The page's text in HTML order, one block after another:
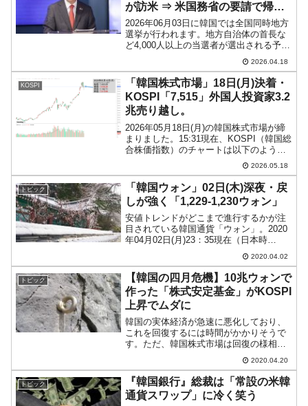
が訪米 ⇒ 米国務省の要請で帰韓
を1日延ばした。何の相談？
2026年06月03日に韓国では全国同時地方
選挙が行われます。地方自治体の首長な
ど4,000人以上の当選者が選出される予定
の一大選挙です。↑アメリカ合衆国ワシン
トンD.C.を訪問した張東赫（チャン・ド
ンヒョク）さんは2026年4月14日、J...
2026.04.18
KOSPI
「韓国株式市場」18日(月)決着・
KOSPI「7,515」外国人投資家3.2
兆売り越し。
2026年05月18日(月)の韓国株式市場が締
まりました。15:31現在、KOSPI（韓国総
合株価指数）のチャートは以下のように
『Investing.com』より引用）。底から大
きく跳ね返ったコマ足になりました。
KO...
2026.05.18
トピック
「韓国ウォン」02日(木)深夜・戻
しが強く「1,229-1,230ウォン」
安値トレンドがどこまで進行するかが注
目されている韓国通貨「ウォン」。2020
年04月02日(月)23：35現在（日本時
間）、ドルウォンチャートは以下のよう
『Investing.com』より引用）。ローソク
足1本が1...
2020.04.02
トピック
【韓国の四月危機】10兆ウォンで
作った「株式安定基金」がKOSPI
上昇でムダに
韓国の実体経済が急速に悪化しており、
これを回復するには時間がかかりそうで
す。ただ、韓国株式市場は回復の様相を
見せています。Money1ではしつこく
KOSPI（韓国総合株価指数）の動向をご
紹介していますが、上掲のとおり、今回
の新型コロナウイル...
2020.04.20
トピック
『韓国銀行』総裁は「常設の米韓
通貨スワップ」に冷く笑う